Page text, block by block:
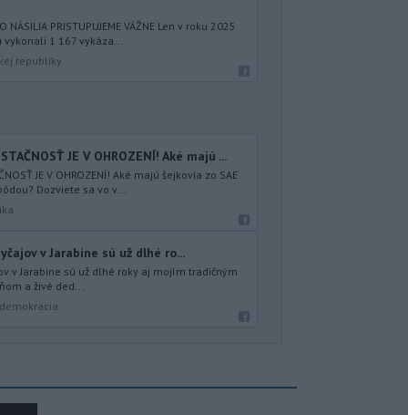
NÁSILIA PRISTUPUJEME VÁŽNE Len v roku 2025
1 167 vykáza...
republiky
JE V OHROZENÍ! Aké majú ...
JE V OHROZENÍ! Aké majú šejkovia zo SAE
Dozviete sa vo v...
v Jarabine sú už dlhé ro...
v Jarabine sú už dlhé roky aj mojím tradičným
a živé ded...